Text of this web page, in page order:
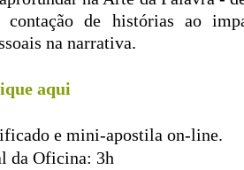
de histórias ao
na narrativa.
aqui
e mini-apostila on-line.
da Oficina: 3h